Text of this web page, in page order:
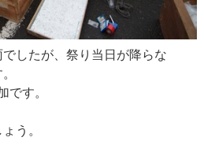
したが、祭り当日が降らな
です。
う。